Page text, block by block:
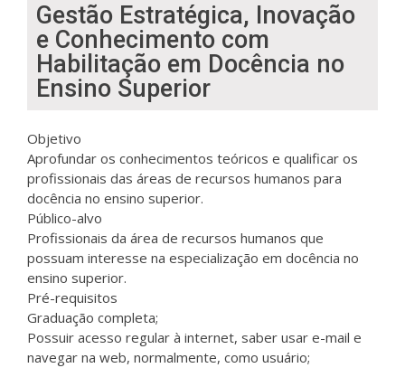
Gestão Estratégica, Inovação
e Conhecimento com
Habilitação em Docência no
Ensino Superior
Objetivo
Aprofundar os conhecimentos teóricos e qualificar os
profissionais das áreas de recursos humanos para
docência no ensino superior.
Público-alvo
Profissionais da área de recursos humanos que
possuam interesse na especialização em docência no
ensino superior.
Pré-requisitos
Graduação completa;
Possuir acesso regular à internet, saber usar e-mail e
navegar na web, normalmente, como usuário;